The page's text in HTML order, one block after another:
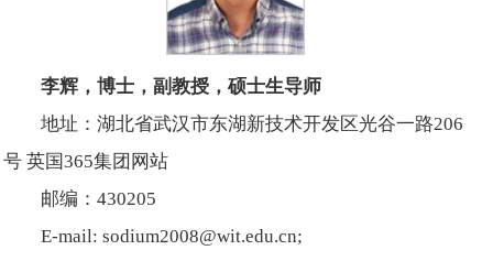
李辉，博士，副教授，硕士生导师
地址：湖北省武汉市东湖新技术开发区光谷一路206
号 英国365集团网站
邮编：430205
E-mail: sodium2008@wit.edu.cn;